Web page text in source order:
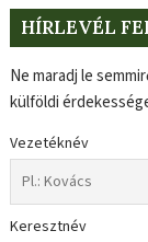
HÍRLEVÉL
Ne maradj le
külföldi
Vezetéknév
Keresztnév